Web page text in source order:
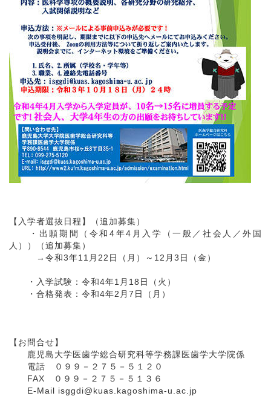
【入学者選抜日程】（追加募集）
・出願期間（令和4年4月入学（一般／社会人／外国
人））（追加募集）
→令和3年11月22日（月）～12月3日（金）
・入学試験：令和4年1月18日（火）
・合格発表：令和4年2月7日（月）
【お問合せ】
鹿児島大学医歯学総合研究科等学務課医歯学大学院係
電話 ０９９－２７５－５１２０
FAX ０９９－２７５－５１３６
E-Mail isggdi@kuas.kagoshima-u.ac.jp